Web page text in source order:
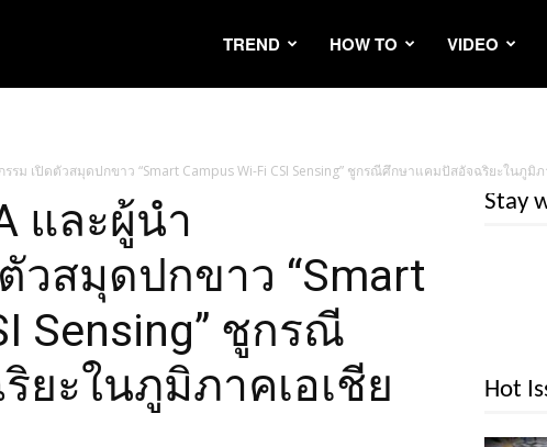
TREND HOW TO VIDEO
รม เปิดตัวสมุดปกขาว “Smart Campus Wi-Fi CSI Sensing” ชูกรณีศึกษาแคมปัสอัจฉริยะในภูมิ
และผู้นำ
วสมุดปกขาว “Smart
Sensing” ชูกรณี
ะในภูมิภาคเอเชีย
Stay
Hot